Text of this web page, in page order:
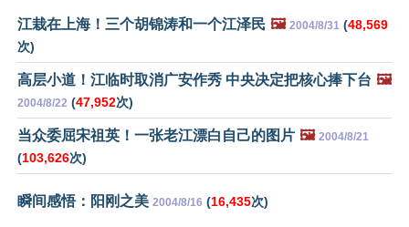
江栽在上海！三个胡锦涛和一个江泽民 🖼️ 2004/8/31 (48,569
次)
高层小道！江临时取消广安作秀 中央决定把核心捧下台 🖼️
2004/8/22 (47,952次)
当众委屈宋祖英！一张老江漂白自己的图片 🖼️ 2004/8/21
(103,626次)
瞬间感悟：阳刚之美 2004/8/16 (16,435次)